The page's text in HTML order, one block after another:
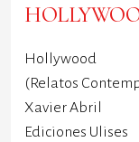
Hollywood
(Relatos
Xavier Abril
Ediciones Ulises